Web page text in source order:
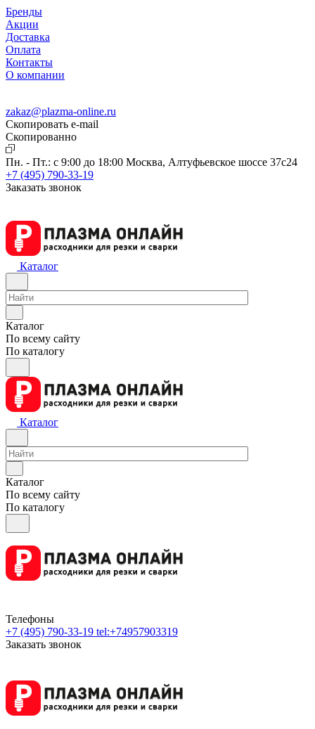
Бренды
Акции
Доставка
Оплата
Контакты
О компании
zakaz@plazma-online.ru
Скопировать e-mail
Cкопированно
Пн. - Пт.: с 9:00 до 18:00 Москва, Алтуфьевское шоссе 37с24
+7 (495) 790-33-19
Заказать звонок
Каталог
Каталог
По всему сайту
По каталогу
Каталог
Каталог
По всему сайту
По каталогу
Телефоны
+7 (495) 790-33-19 tel:+74957903319
Заказать звонок